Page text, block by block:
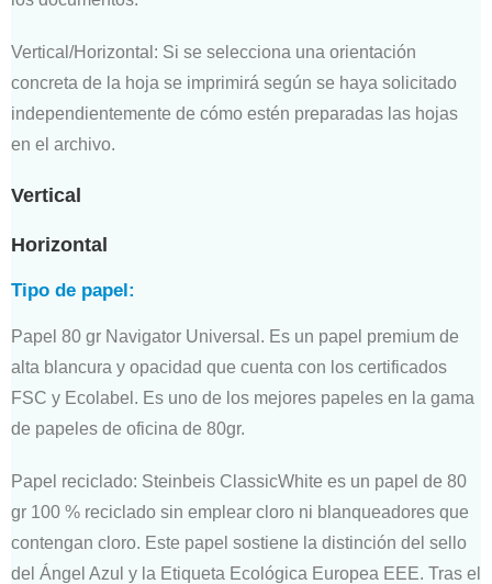
Vertical/Horizontal: Si se selecciona una orientación
concreta de la hoja se imprimirá según se haya solicitado
independientemente de cómo estén preparadas las hojas
en el archivo.
Vertical
Horizontal
Tipo de papel:
Papel 80 gr Navigator Universal. Es un papel premium de
alta blancura y opacidad que cuenta con los certificados
FSC y Ecolabel. Es uno de los mejores papeles en la gama
de papeles de oficina de 80gr.
Papel reciclado: Steinbeis ClassicWhite es un papel de 80
gr 100 % reciclado sin emplear cloro ni blanqueadores que
contengan cloro. Este papel sostiene la distinción del sello
del Ángel Azul y la Etiqueta Ecológica Europea EEE. Tras el